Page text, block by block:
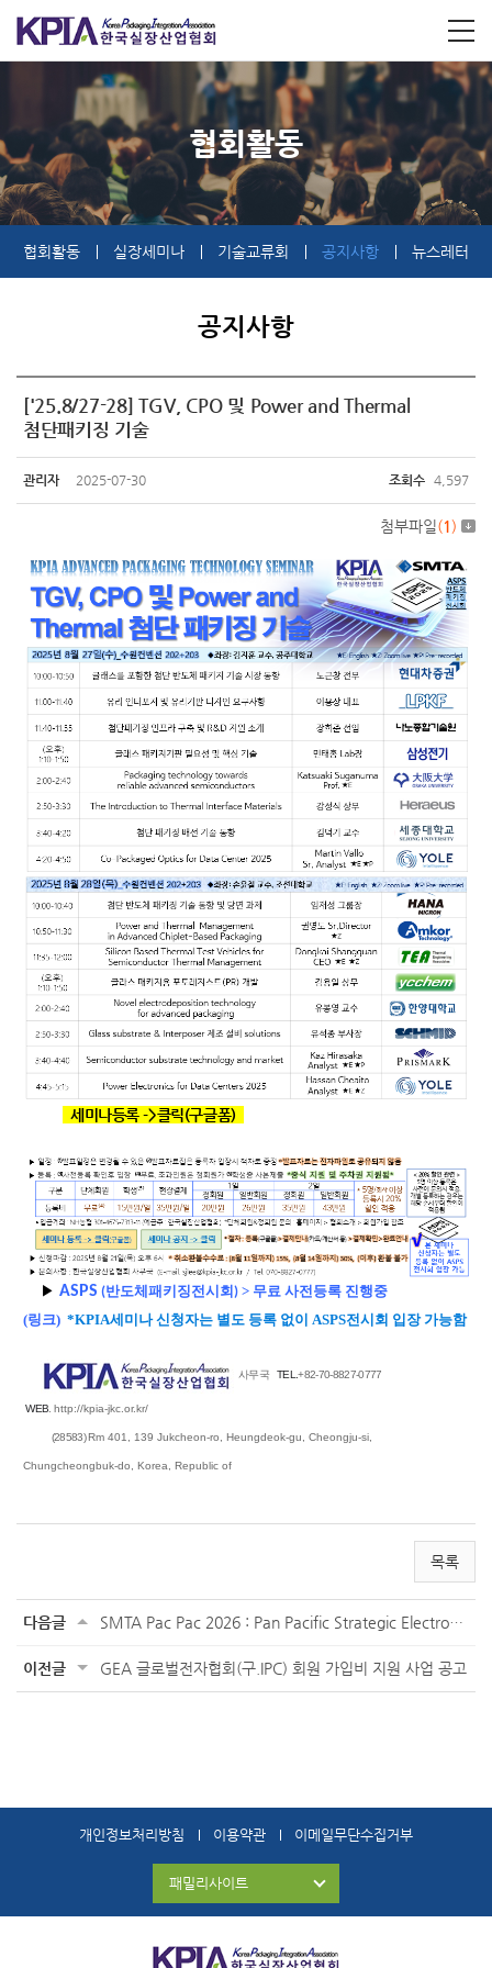
협회활동
협회활동 실장세미나 기술교류회 공지사항 뉴스레터
공지사항
['25.8/27-28] TGV, CPO 및 Power and Thermal
첨단패키징 기술
관리자 2025-07-30 조회수 4,597
첨부파일(1)
세미나등록 ->클릭(구글폼)
▶ ASPS (반도체패키징전시회) > 무료 사전등록 진행중
(링크) *KPIA세미나 신청자는 별도 등록 없이 ASPS전시회 입장 가능함
사무국 TEL.+82-70-8827-0777
WEB .http://kpia-jkc.or.kr/
(28583)Rm 401, 139 Jukcheon-ro, Heungdeok-gu, Cheongju-si,
Chungcheongbuk-do , Korea, Republic of
목록
다음글 SMTA Pac Pac 2026 : Pan Pacific Strategic Electronics Symposium
이전글 GEA 글로벌전자협회(구.IPC) 회원 가입비 지원 사업 공고
개인정보처리방침 이용약관 이메일무단수집거부
패밀리사이트